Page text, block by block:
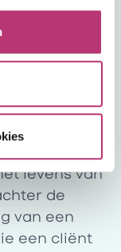
is
om
te
bijdragen
levens van
de
van een
een cliënt